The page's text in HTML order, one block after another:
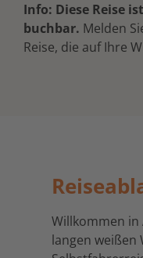
Info: Diese Reise
buchbar. Melden
Reise, die auf Ihre
Willkommen in
langen weißen